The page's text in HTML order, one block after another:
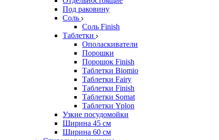
Под раковину
Соль
Соль Finish
Таблетки
Ополаскиватели
Порошки
Порошок Finish
Таблетки Biomio
Таблетки Fairy
Таблетки Finish
Таблетки Somat
Таблетки Yplon
Узкие посудомойки
Ширина 45 см
Ширина 60 см